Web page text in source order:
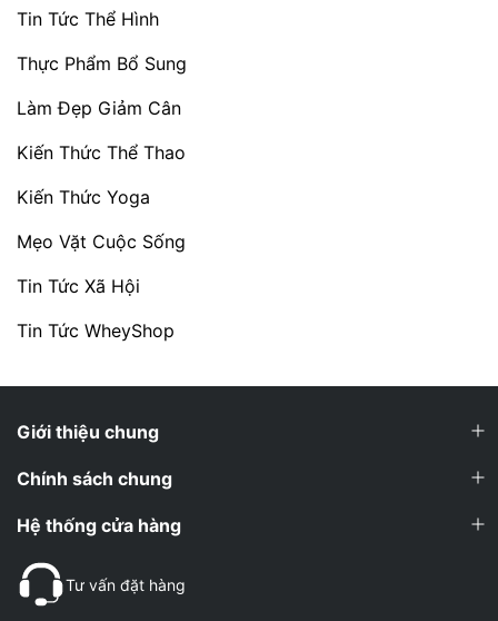
Tin Tức Thể Hình
Thực Phẩm Bổ Sung
Làm Đẹp Giảm Cân
Kiến Thức Thể Thao
Kiến Thức Yoga
Mẹo Vặt Cuộc Sống
Tin Tức Xã Hội
Tin Tức WheyShop
Giới thiệu chung
Chính sách chung
Hệ thống cửa hàng
Tư vấn đặt hàng